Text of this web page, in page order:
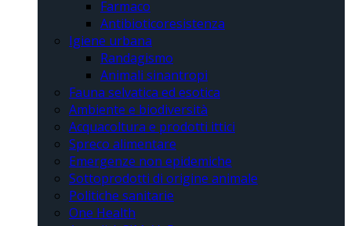
Farmaco
Antibioticoresistenza
Igiene urbana
Randagismo
Animali sinantropi
Fauna selvatica ed esotica
Ambiente e biodiversità
Acquacoltura e prodotti ittici
Spreco alimentare
Emergenze non epidemiche
Sottoprodotti di origine animale
Politiche sanitarie
One Health